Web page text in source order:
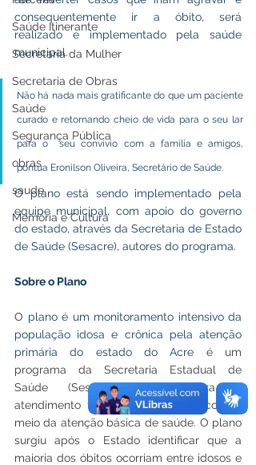
Saúde Itinerante
Secretaria da Mulher
Secretaria de Obras
Saúde
Segurança Pública
obras
saude
Memória e Cultura
consequentemente ir a óbito, será
realizado e implementado pela saúde
municipal.
Não há nada mais gratificante do que um paciente
curado e retornando cheio de vida para o seu lar
para o  seu convívio com a família e amigos,
pontua Eronilson Oliveira, Secretário de Saúde.
O plano está sendo implementado pela
equipe municipal, com apoio do governo
do estado, através da Secretaria de Estado
de Saúde (Sesacre), autores do programa.
Sobre o Plano
O plano é um monitoramento intensivo da
população idosa e crônica pela atenção
primária do estado do Acre é um
programa da Secretaria Estadual de
Saúde (Sesacre) que prioriza o
atendimento feito ao grupo de risco por
meio da atenção básica de saúde. O plano
surgiu após o Estado identificar que a
maioria dos óbitos ocorriam entre idosos e